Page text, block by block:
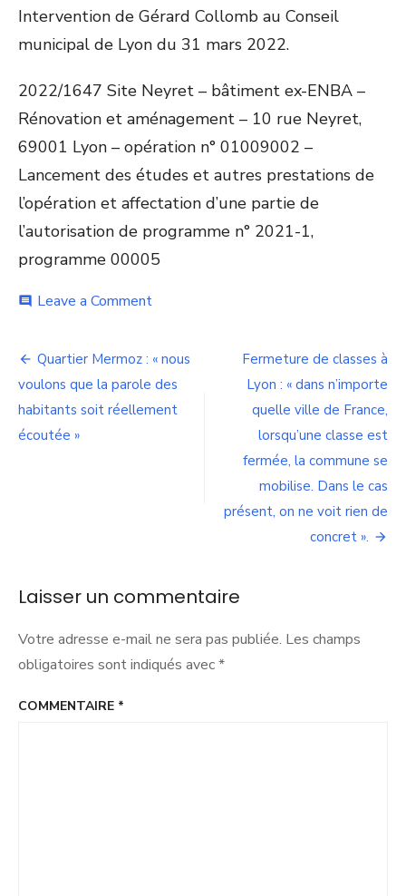
Intervention de Gérard Collomb au Conseil
municipal de Lyon du 31 mars 2022.
2022/1647 Site Neyret – bâtiment ex-ENBA –
Rénovation et aménagement – 10 rue Neyret,
69001 Lyon – opération n° 01009002 –
Lancement des études et autres prestations de
l’opération et affectation d’une partie de
l’autorisation de programme n° 2021-1,
programme 00005
comment Leave a Commenton
et
« Vous
mauvais
projets ».
Navigation
de
l’article
Quartier Mermoz : « nous
voulons que la parole des
habitants soit réellement
écoutée »
Fermeture de classes à
Lyon : « dans n’importe
quelle ville de France,
lorsqu’une classe est
fermée, la commune se
mobilise. Dans le cas
présent, on ne voit rien de
concret ».
Laisser un commentaire
Votre adresse e-mail ne sera pas publiée. Les champs
obligatoires sont indiqués avec*
COMMENTAIRE *